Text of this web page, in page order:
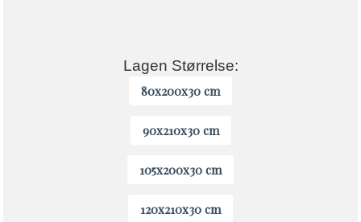
Lagen Størrelse:
80x200x30 cm
90x210x30 cm
105x200x30 cm
120x210x30 cm